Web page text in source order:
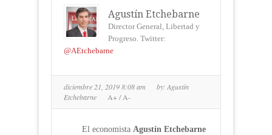
Agustín Etchebarne
Director General, Libertad y
Progreso. Twitter:
@AEtchebarne
diciembre 21, 2019 8:08 am by: Agustín
Etchebarne
A+/A-
El economista Agustín Etchebarne